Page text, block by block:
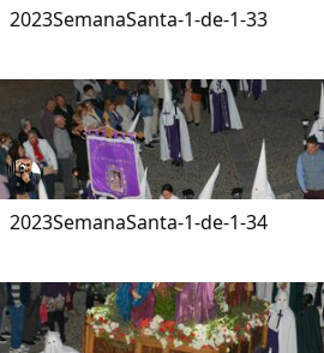
2023SemanaSanta-1-de-1-33
2023SemanaSanta-1-de-1-34